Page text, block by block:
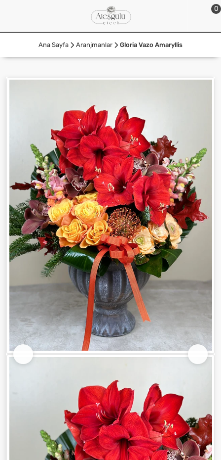
0
Ana Sayfa Aranjmanlar Gloria Vazo Amaryllis